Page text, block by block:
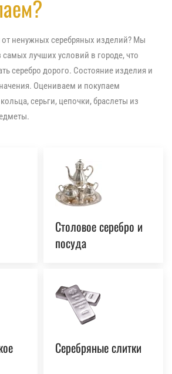
ненужных серебряных изделий? Мы
лучших условий в городе, что
серебро дорого. Состояние изделия и
Оцениваем и покупаем
серьги, цепочки, браслеты из
Столовое серебро и
посуда
Серебряные слитки